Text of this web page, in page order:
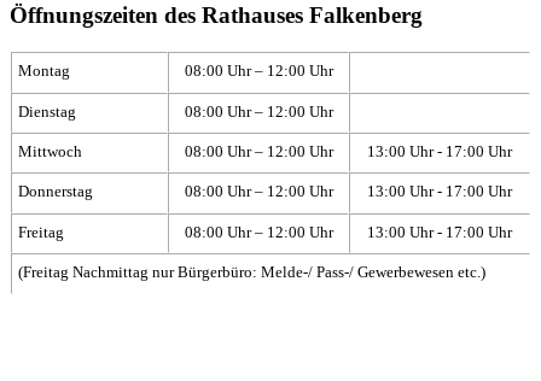
Öffnungszeiten des Rathauses Falkenberg
Montag 08:00 Uhr – 12:00 Uhr
Dienstag 08:00 Uhr – 12:00 Uhr
Mittwoch 08:00 Uhr – 12:00 Uhr 13:00 Uhr - 17:00 Uhr
Donnerstag 08:00 Uhr – 12:00 Uhr 13:00 Uhr - 17:00 Uhr
Freitag 08:00 Uhr – 12:00 Uhr 13:00 Uhr - 17:00 Uhr
(Freitag Nachmittag nur Bürgerbüro: Melde-/ Pass-/ Gewerbewesen etc.)